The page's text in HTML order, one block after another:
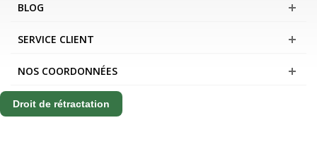
BLOG
SERVICE CLIENT
NOS COORDONNÉES
Droit de rétractation